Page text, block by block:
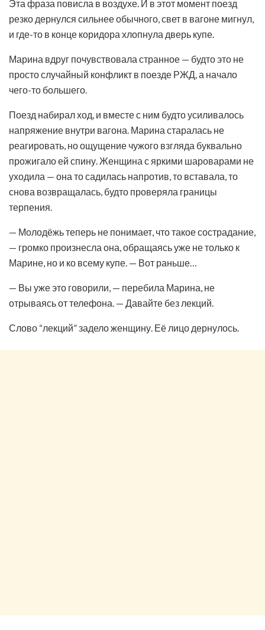
Эта фраза повисла в воздухе. И в этот момент поезд
резко дернулся сильнее обычного, свет в вагоне мигнул,
и где-то в конце коридора хлопнула дверь купе.
Марина вдруг почувствовала странное — будто это не
просто случайный конфликт в поезде РЖД, а начало
чего-то большего.
Поезд набирал ход, и вместе с ним будто усиливалось
напряжение внутри вагона. Марина старалась не
реагировать, но ощущение чужого взгляда буквально
прожигало ей спину. Женщина с яркими шароварами не
уходила — она то садилась напротив, то вставала, то
снова возвращалась, будто проверяла границы
терпения.
— Молодёжь теперь не понимает, что такое сострадание,
— громко произнесла она, обращаясь уже не только к
Марине, но и ко всему купе. — Вот раньше…
— Вы уже это говорили, — перебила Марина, не
отрываясь от телефона. — Давайте без лекций.
Слово “лекций” задело женщину. Её лицо дернулось.